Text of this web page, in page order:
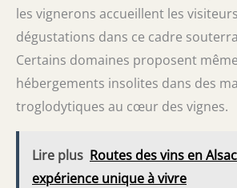
les vignerons accueillent les
dégustations dans ce cadre
Certains domaines proposent
hébergements insolites dans des
troglodytiques au cœur des vignes.
Lire plus Routes des vins en
expérience unique à vivre